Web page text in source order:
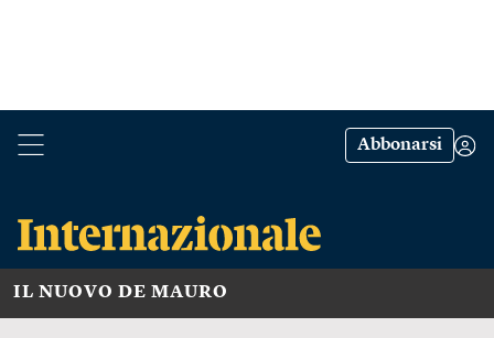
Abbonarsi
IL NUOVO DE MAURO